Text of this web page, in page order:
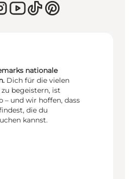
nationale
Dich für die vielen
begeistern, ist
– und wir hoffen, dass
die du
kannst.